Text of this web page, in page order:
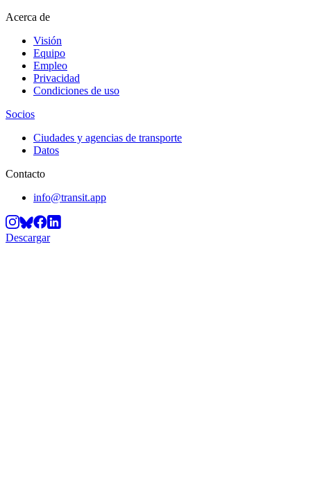
Acerca de
Visión
Equipo
Empleo
Privacidad
Condiciones de uso
Socios
Ciudades y agencias de transporte
Datos
Contacto
info@transit.app
Descargar